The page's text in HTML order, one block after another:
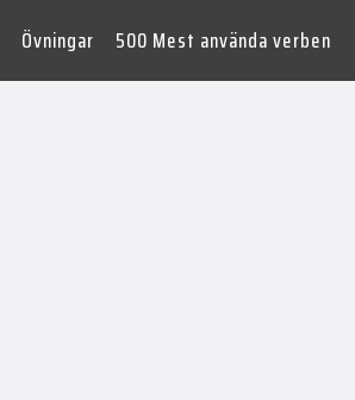
Övningar 500 Mest använda verben